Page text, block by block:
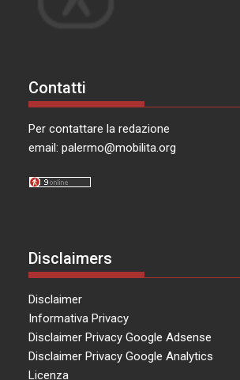
Contatti
Per contattare la redazione
email:palermo@mobilita.org
Disclaimers
Disclaimer
Informativa Privacy
Disclaimer Privacy Google Adsense
Disclaimer Privacy Google Analytics
Licenza